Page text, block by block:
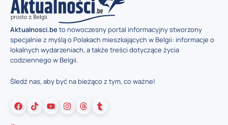
Aktualnosci.beto nowoczesny portal informacyjny stworzony
specjalnie z myślą o Polakach mieszkających w Belgii: informacje o
lokalnych wydarzeniach, a także treści dotyczące życia
codziennego w Belgii.
Śledź nas, aby być na bieżąco z tym, co ważne!